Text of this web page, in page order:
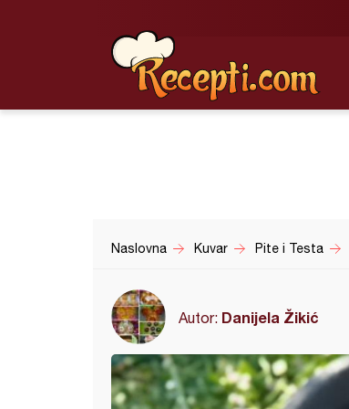
Naslovna Kuvar Pite i Testa
Autor: Danijela Žikić